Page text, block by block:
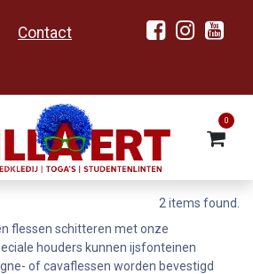
Contact
0
2 items found.
flessen schitteren met onze
houders kunnen ijsfonteinen
of cavaflessen worden bevestigd